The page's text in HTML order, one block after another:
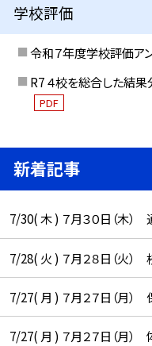
学校評価
令和７年度学校評価ア
R7 ４校を総合した結
PDF
新着記事
7/30( 木 ) ７月３０日（木
7/28( 火 ) ７月２８日（火
7/27( 月 ) ７月２７日（月）
7/27( 月 ) ７月２７日（月